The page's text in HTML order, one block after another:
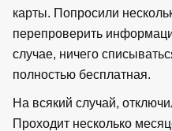
карты. Попросили
перепроверить
случае, ничего
полностью бесплатная.
На всякий случай,
Проходит несколько